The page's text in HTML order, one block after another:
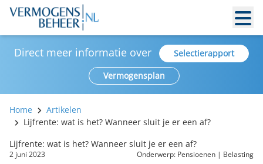
Direct meer informatie over
Selectierapport
Vermogensplan
Home
Artikelen
Lijfrente: wat is het? Wanneer sluit je er een af?
Lijfrente: wat is het? Wanneer sluit je er een af?
2 juni 2023 Onderwerp: Pensioenen | Belasting